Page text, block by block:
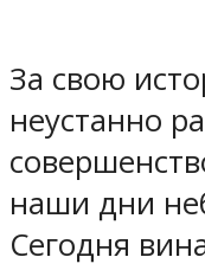
За свою
неустанно
наши дни
Сегодня